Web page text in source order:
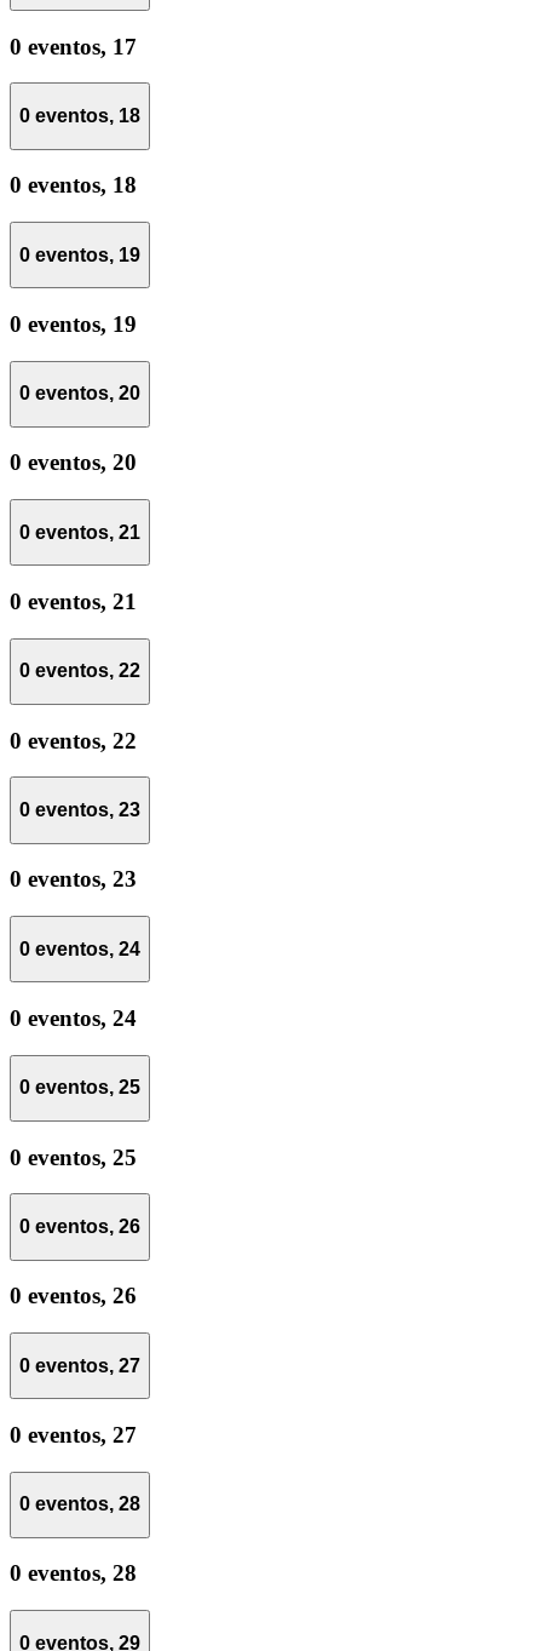
0 eventos, 17
0 eventos, 18
0 eventos, 18
0 eventos, 19
0 eventos, 19
0 eventos, 20
0 eventos, 20
0 eventos, 21
0 eventos, 21
0 eventos, 22
0 eventos, 22
0 eventos, 23
0 eventos, 23
0 eventos, 24
0 eventos, 24
0 eventos, 25
0 eventos, 25
0 eventos, 26
0 eventos, 26
0 eventos, 27
0 eventos, 27
0 eventos, 28
0 eventos, 28
0 eventos, 29